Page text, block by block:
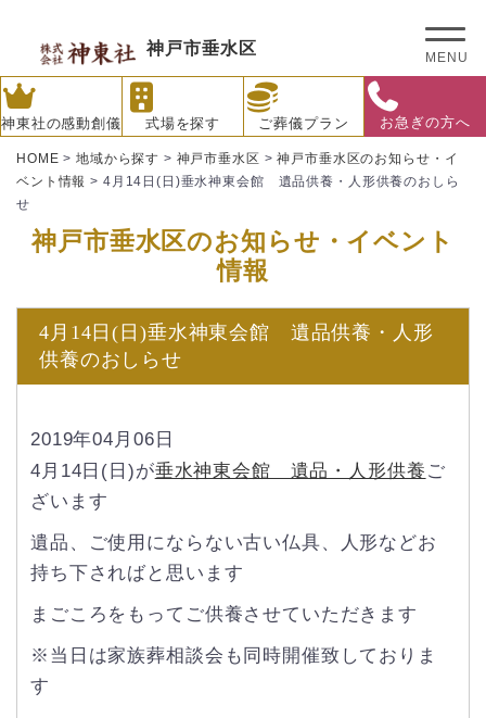
神戸市垂水区 MENU
神東社の感動創儀 式場を探す ご葬儀プラン お急ぎの方へ
HOME > 地域から探す > 神戸市垂水区 >神戸市垂水区のお知らせ・イ
ベント情報 > 4月14日(日)垂水神東会館 遺品供養・人形供養のおしら
せ
神戸市垂水区のお知らせ・イベント
情報
4月14日(日)垂水神東会館 遺品供養・人形
供養のおしらせ
2019年04月06日
4月14日(日)が垂水神東会館 遺品・人形供養 ご
ざいます
遺品、ご使用にならない古い仏具、人形などお
持ち下さればと思います
まごころをもってご供養させていただきます
※当日は家族葬相談会も同時開催致しておりま
す